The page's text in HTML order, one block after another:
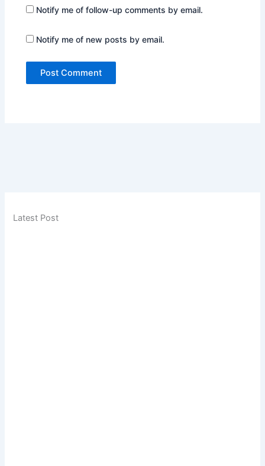
Notify me of follow-up comments by email.
Notify me of new posts by email.
Latest Post